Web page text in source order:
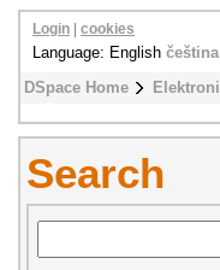
DSpace Home
Login cookies
Language: English čeština
Search